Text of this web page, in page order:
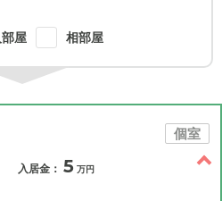
屋 相部屋
個室
入居金： 5 万円